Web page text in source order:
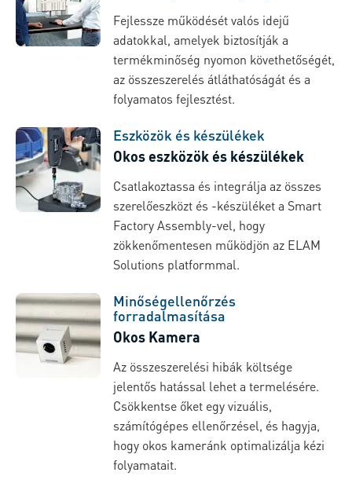
Fejlessze működését valós idejű
adatokkal, amelyek biztosítják a
termékminőség nyomon követhetőségét,
az összeszerelés átláthatóságát és a
folyamatos fejlesztést.
Eszközök és készülékek
Okos eszközök és készülékek
Csatlakoztassa és integrálja az összes
szerelőeszközt és -készüléket a Smart
Factory Assembly-vel, hogy
zökkenőmentesen működjön az ELAM
Solutions platformmal.
Minőségellenőrzés
forradalmasítása
Okos Kamera
Az összeszerelési hibák költsége
jelentős hatással lehet a termelésére.
Csökkentse őket egy vizuális,
számítógépes ellenőrzésel, és hagyja,
hogy okos kameránk optimalizálja kézi
folyamatait.